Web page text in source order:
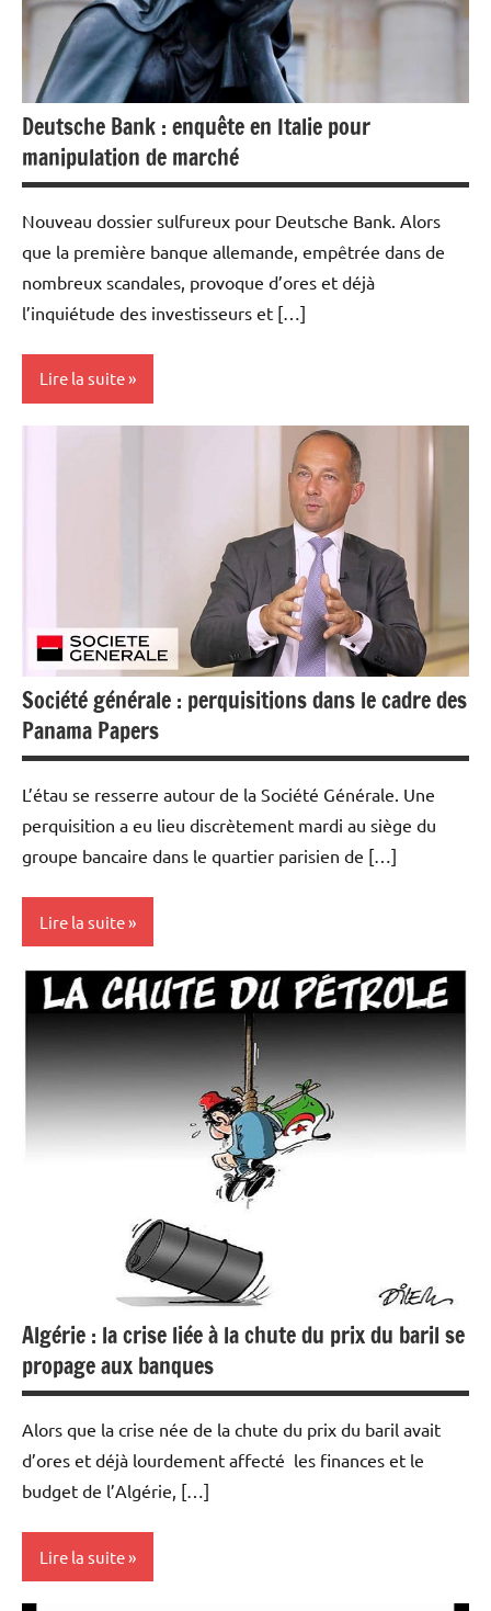
Deutsche Bank : enquête en Italie pour
manipulation de marché
Nouveau dossier sulfureux pour Deutsche Bank. Alors
que la première banque allemande, empêtrée dans de
nombreux scandales, provoque d’ores et déjà
l’inquiétude des investisseurs et […]
Lire la suite
Société générale : perquisitions dans le cadre des
Panama Papers
L’étau se resserre autour de la Société Générale. Une
perquisition a eu lieu discrètement mardi au siège du
groupe bancaire dans le quartier parisien de […]
Lire la suite
Actualités
Economie
Algérie : la crise liée à la chute du prix du baril se
propage aux banques
Alors que la crise née de la chute du prix du baril avait
d’ores et déjà lourdement affecté les finances et le
budget de l’Algérie, […]
Lire la suite